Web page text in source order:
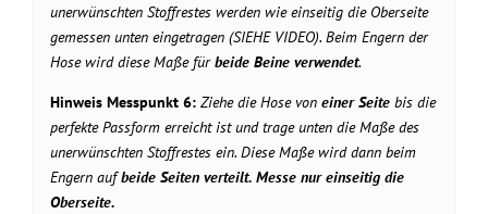
unerwünschten Stoffrestes werden wie einseitig die Oberseite
gemessen unten eingetragen (SIEHE VIDEO). Beim Engern der
Hose wird diese Maße fürbeide Beine verwendet.
Hinweis Messpunkt 6: Ziehe die Hose von einer Seite bis die
perfekte Passform erreicht ist und trage unten die Maße des
unerwünschten Stoffrestes ein. Diese Maße wird dann beim
Engern aufbeide Seiten verteilt. Messe nureinseitig die
Oberseite.